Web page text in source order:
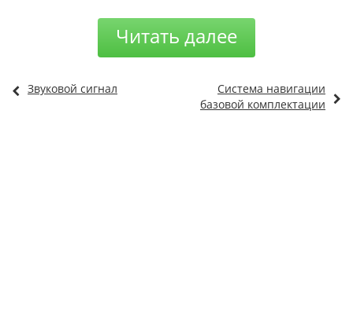
Читать далее
Звуковой сигнал
Система навигации
базовой комплектации